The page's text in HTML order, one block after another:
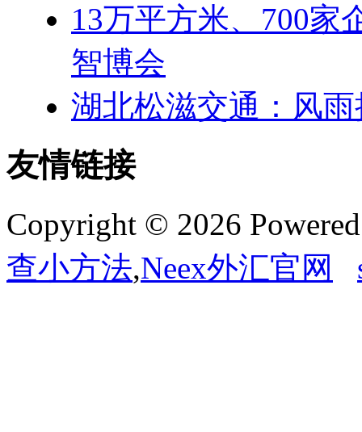
13万平方米、700家
智博会
湖北松滋交通：风
友情链接
Copyright © 2026
查小方法,Neex外汇官网